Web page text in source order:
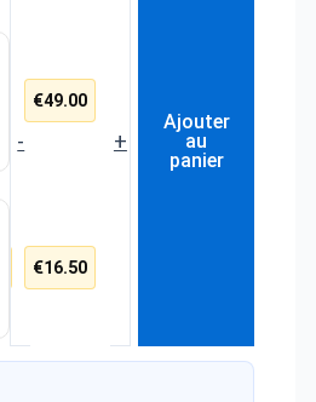
Rouleau
de
chargement
€49.00
cliquet
2
€16.50
-
barres
de
Caddy
2004-
Acier
+
Ajouter
au
panier